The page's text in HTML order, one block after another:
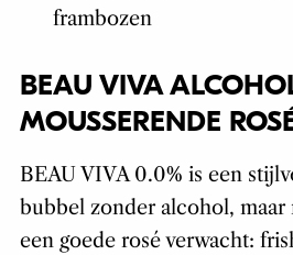
frambozen
BEAU VIVA
MOUSSERENDE
BEAU VIVA 0.0% is een
bubbel zonder alcohol, maar
een goede rosé verwacht: